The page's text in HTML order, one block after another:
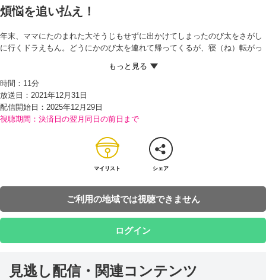
煩悩を追い払え！
年末、ママにたのまれた大そうじもせずに出かけてしまったのび太をさがし
に行くドラえもん。どうにかのび太を連れて帰ってくるが、寝（ね）転がっ
だと言われ、あわててそうじを始めたかと思えば、今度は出てきたおもちゃ
で遊び出すのび太にあきれ果てるドラえもん。
誘惑（ゆうわく）が多すぎると言いわけされたドラえもんは、『ぼうんのう
ボウシ』を取り出すと、のび太の頭にかぶせる。すると、ぼうしから、雲の
ようなものが出てきて、こたつでマンガを読んでいるのび太の映像（えいぞ
さらに、おやつを食べるのび太、テレビを見るのび太、こたつで昼寝をする
のび太の映像も…。そして、それら4つの雲がひとつにまとまり、お寺の鐘
（かね）のような形になったからビックリ！ドラえもんがそれをハンマーで
ドラえもんによると、これでのび太の煩悩（ぼんのう）が追いはらわれたの
時間： 11分
放送日：2021年12月31日
配信開始日： 2025年12月29日
視聴期間：決済日の翌月同日の前日まで
マイリスト シェア
ご利用の地域では視聴できません
ログイン
見逃し配信・関連コンテンツ